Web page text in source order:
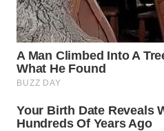
WN
SAMOSIR
WN
PADANG